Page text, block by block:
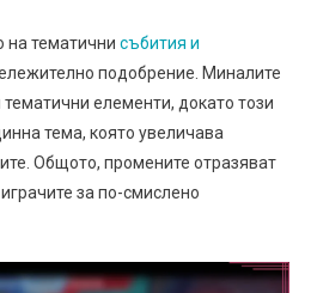
на тематични събития и
подобрение. Миналите
елементи, докато този
тема, която увеличава
Общото, промените отразяват
за по-смислено